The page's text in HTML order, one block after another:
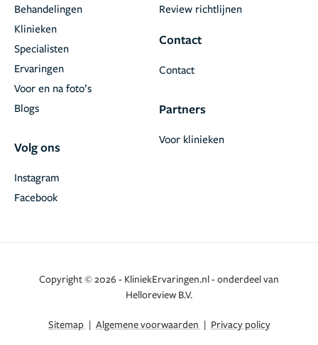
Behandelingen
Klinieken
Specialisten
Ervaringen
Voor en na foto’s
Blogs
Volg ons
Facebook
Instagram
Review richtlijnen
Contact
Contact
Partners
Voor klinieken
Copyright © 2026 - KliniekErvaringen.nl - onderdeel van
Helloreview B.V.
Sitemap | Algemene voorwaarden | Privacy policy